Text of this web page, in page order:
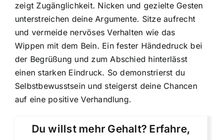
zeigt Zugänglichkeit. Nicken und gezielte Gesten
unterstreichen deine Argumente. Sitze aufrecht
und vermeide nervöses Verhalten wie das
Wippen mit dem Bein. Ein fester Händedruck bei
der Begrüßung und zum Abschied hinterlässt
einen starken Eindruck. So demonstrierst du
Selbstbewusstsein und steigerst deine Chancen
auf eine positive Verhandlung.
Du willst mehr Gehalt? Erfahre,